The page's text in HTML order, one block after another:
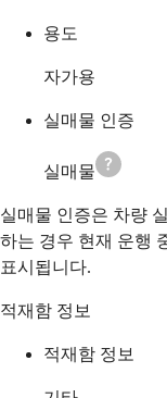
용도
자가용
실매물 인증
실매물
실매물 인증은 차량
하는 경우 현재 운행
표시됩니다.
적재함 정보
적재함 정보